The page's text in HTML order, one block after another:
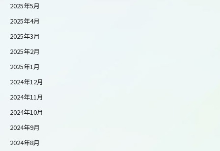
2025年5月
2025年4月
2025年3月
2025年2月
2025年1月
2024年12月
2024年11月
2024年10月
2024年9月
2024年8月